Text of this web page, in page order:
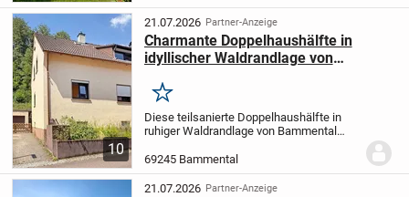
Grundriss. Auf ca. 147 m² Wohnfläche
und einem 397 m² großen...
10
21.07.2026 Partner-Anzeige
Charmante Doppelhaushälfte in
idyllischer Waldrandlage von
Merken
Diese teilsanierte Doppelhaushälfte in
ruhiger Waldrandlage von Bammental
Hauses mit vielseitigem
Nutzungspotenzial. Auf ca. 83 m²
Wohnfläche erwartet Sie ein...
69245 Bammental
21.07.2026 Partner-Anzeige